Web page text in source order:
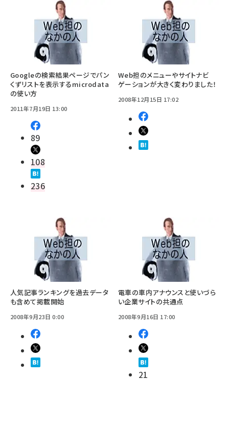
Googleの検索結果ページでパン
くずリストを表示するmicrodata
の使い方
2011年7月19日 13:00
89
108
236
Web担のメニューやサイトナビ
ゲーションが大きく変わりました！
2008年12月15日 17:02
人気記事ランキングを過去データ
も含めて掲載開始
2008年9月23日 0:00
電車の車内アナウンスと使いづら
い企業サイトの共通点
2008年9月16日 17:00
21